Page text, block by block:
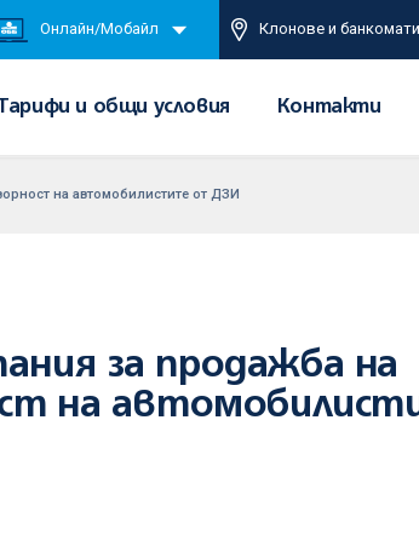
Онлайн/Мобайл Клонове и банкомати
Тарифи и общи условия Контакти
на автомобилистите от ДЗИ
за продажба на
на